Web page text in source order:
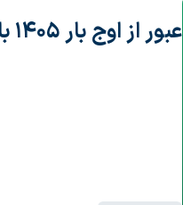
عبور از اوج بار ۱۴۰۵ با توسعه انرژی‌های نو و مدیریت مصرف برق